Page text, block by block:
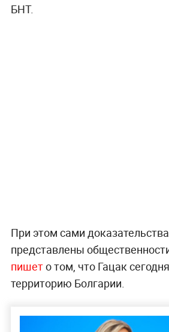
БНТ.
При этом сами
представлены
пишето том, что Гацак
территорию Болгарии.